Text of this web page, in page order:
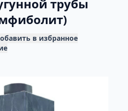
трубы
в избранное